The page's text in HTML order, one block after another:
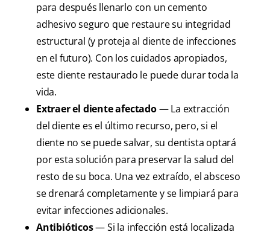
para después llenarlo con un cemento
adhesivo seguro que restaure su integridad
estructural (y proteja al diente de infecciones
en el futuro). Con los cuidados apropiados,
este diente restaurado le puede durar toda la
vida.
Extraer el diente afectado— La extracción
del diente es el último recurso, pero, si el
diente no se puede salvar, su dentista optará
por esta solución para preservar la salud del
resto de su boca. Una vez extraído, el absceso
se drenará completamente y se limpiará para
evitar infecciones adicionales.
Antibióticos— Si la infección está localizada